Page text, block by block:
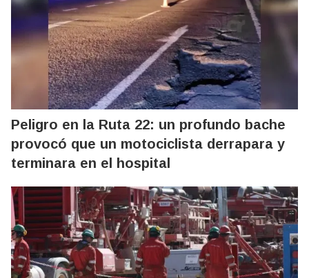
Peligro en la Ruta 22: un profundo bache
provocó que un motociclista derrapara y
terminara en el hospital